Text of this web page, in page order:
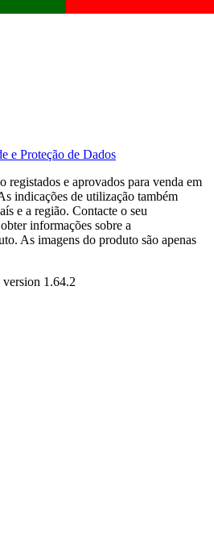
e Proteção de Dados
registados e aprovados para venda em
indicações de utilização também
e a região. Contacte o seu
informações sobre a
As imagens do produto são apenas
version 1.64.2